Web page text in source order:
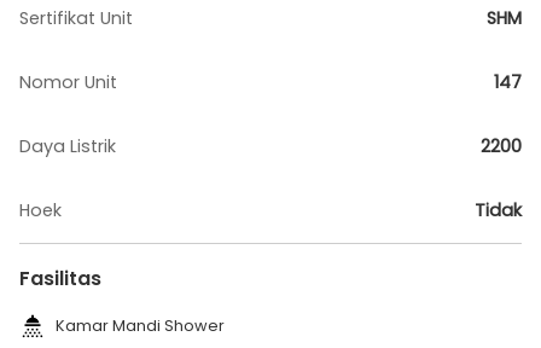
Sertifikat Unit SHM
Nomor Unit 147
Daya Listrik 2200
Hoek Tidak
Fasilitas
Kamar Mandi Shower